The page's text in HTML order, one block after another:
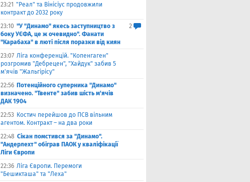
23:21 "Реал" та Вінісіус продовжили
контракт до 2032 року
23:10 "У "Динамо" якесь заступництво з
боку УЄФА, це ж очевидно". Фанати
"Карабаха" в люті після поразки від киян
2
23:07 Ліга конференцій. "Копенгаген"
розгромив "Дебрецен", "Хайдук" забив 5
м'ячів "Жальгірісу"
22:56 Потенційного суперника "Динамо"
визначено. "Твенте" забив шість м'ячів
ДАК 1904
22:53 Костич перейшов до ПСВ вільним
агентом. Контракт – на два роки
22:48 Сікан помстився за "Динамо".
"Андерлехт" обіграв ПАОК у кваліфікації
Ліги Європи
22:36 Ліга Європи. Перемоги
"Бешикташа" та "Леха"